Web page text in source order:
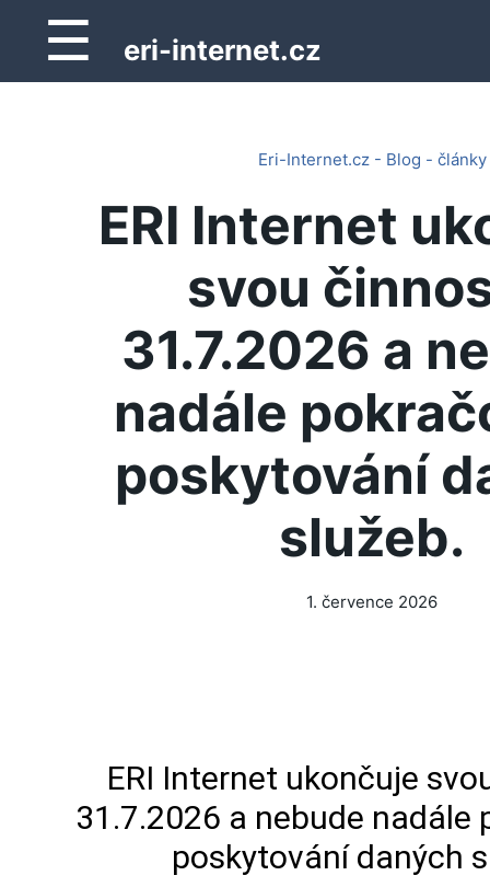
☰ eri-internet.cz
Eri-Internet.cz - Blog - články
ERI Internet
svou
31.7.2026 a
nadále
poskytování
služeb.
1. července 2026
ERI Internet ukončuje
31.7.2026 a nebude nadále
poskytování daných